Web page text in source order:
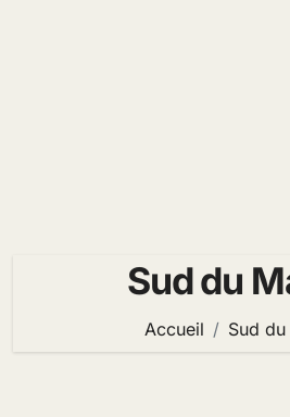
Sud du
Accueil Sud